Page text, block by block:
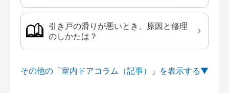
引き戸の滑りが悪いとき、原因と修理
のしかたは？
その他の「室内ドアコラム（記事）」を